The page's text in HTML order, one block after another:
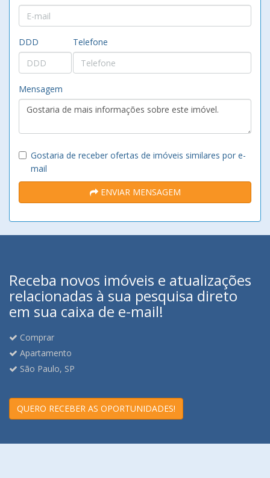
DDD Telefone
Mensagem
Gostaria de receber ofertas de imóveis similares por e-
mail
ENVIAR MENSAGEM
Receba novos imóveis e atualizações
relacionadas à sua pesquisa direto
em sua caixa de e-mail!
Comprar
Apartamento
São Paulo, SP
QUERO RECEBER AS OPORTUNIDADES!